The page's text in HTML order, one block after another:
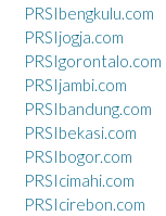
PRSIbengkulu.com
PRSIjogja.com
PRSIgorontalo.com
PRSIjambi.com
PRSIbandung.com
PRSIbekasi.com
PRSIbogor.com
PRSIcimahi.com
PRSIcirebon.com